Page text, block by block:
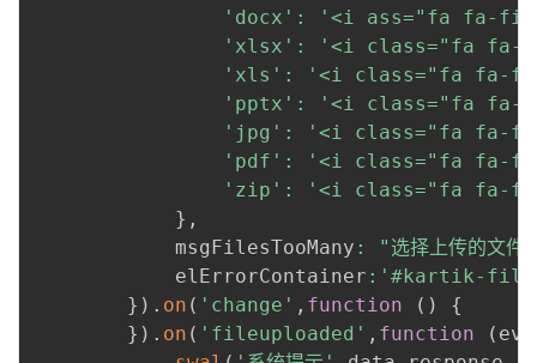
'docx' :
'<i ass="fa fa-
'xlsx' :
'<i class="fa fa-
'xls' :
'<i class="fa fa-
'pptx' :
'<i class="fa fa-
'jpg' :
'<i class="fa fa-
'pdf' :
'<i class="fa fa-
'zip' :
'<i class="fa fa-
} ,
            msgFilesTooMany
:
"选择上传的文
            elErrorContainer
: '#kartik-
} ) . on ( 'change' , function ( )
{
} ) . on ( 'fileuploaded' , function (